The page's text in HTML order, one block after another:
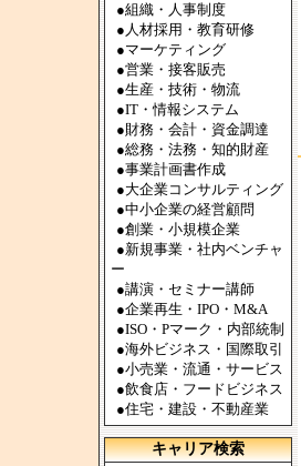
●組織・人事制度
● 人材採用・教育研修
●マーケティング
●営業・接客販売
●生産・技術・物流
●IT・情報システム
●財務・会計・資金調達
●総務・法務・知的財産
●事業計画書作成
●大企業コンサルティング
●中小企業の経営顧問
●創業・小規模企業
●新規事業・社内ベンチャ
ー
●講演・セミナー講師
●企業再生・IPO・M&A
●ISO・Pマーク・内部統制
●海外ビジネス・国際取引
●小売業・流通・サービス
●飲食店・フードビジネス
●住宅・建設・不動産業
キャリア検索